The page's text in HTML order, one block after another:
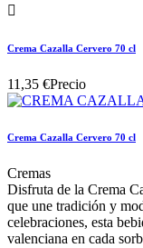

Crema Cazalla Cervero 70 cl
11,35 €Precio
Crema Cazalla Cervero 70 cl
Cremas
Disfruta de la Crema
que une tradición y
celebraciones, esta
valenciana en cada